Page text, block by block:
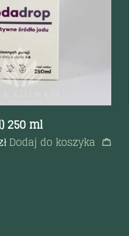
250 ml
Dodaj do koszyka